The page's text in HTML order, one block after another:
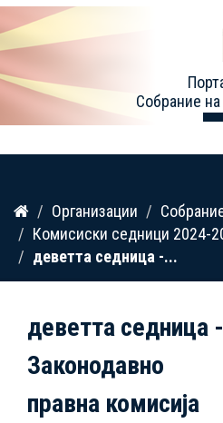
Прескокнете
содржина
Собрание
Организации
Комисиски седници 2024-
деветта седница -...
деветта седница -
Законодавно
правна комисија